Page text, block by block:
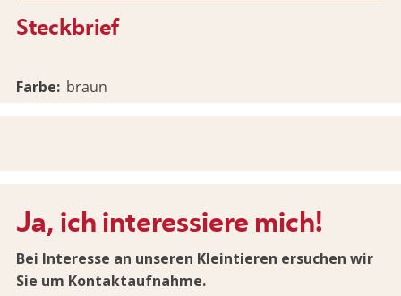
Steckbrief
Farbe braun
Ja, ich interessiere mich!
Bei Interesse an unseren Kleintieren ersuchen wir
Sie um Kontaktaufnahme.